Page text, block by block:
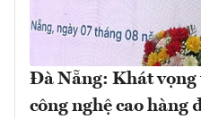
Đà Nẵng: Khát
công nghệ cao hàng